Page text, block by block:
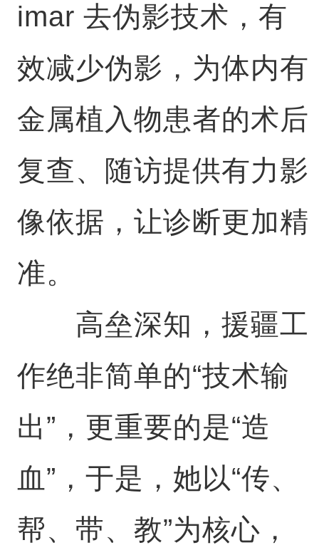
imar 去伪影技术，有
效减少伪影，为体内有
金属植入物患者的术后
复查、随访提供有力影
像依据，让诊断更加精
准。
高垒深知，援疆工
作绝非简单的“技术输
出”，更重要的是“造
血”，于是，她以“传、
帮、带、教”为核心，